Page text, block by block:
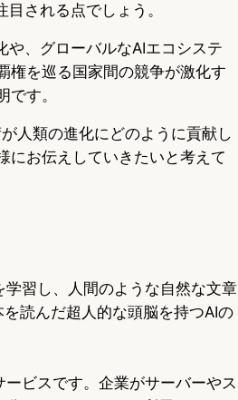
される点でしょう。
や、グローバルなAIエコシステ
権を巡る国家間の競争が激化す
す。
人類の進化にどのように貢献し
にお伝えしていきたいと考えて
習し、人間のような自然な文章
読んだ超人的な頭脳を持つAIの
ビスです。企業がサーバーやス